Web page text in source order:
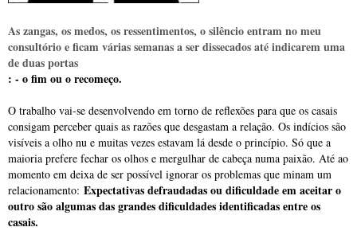
As zangas, os medos, os ressentimentos, o silêncio entram no meu
consultório e ficam várias semanas a ser dissecados até indicarem uma
de duas portas
: - o fim ou o recomeço.
O trabalho vai-se desenvolvendo em torno de reflexões para que os casais
consigam perceber quais as razões que desgastam a relação. Os indícios são
visíveis a olho nu e muitas vezes estavam lá desde o princípio. Só que a
maioria prefere fechar os olhos e mergulhar de cabeça numa paixão. Até ao
momento em deixa de ser possível ignorar os problemas que minam um
relacionamento: Expectativas defraudadas ou dificuldade em aceitar o
outro são algumas das grandes dificuldades identificadas entre os
casais.